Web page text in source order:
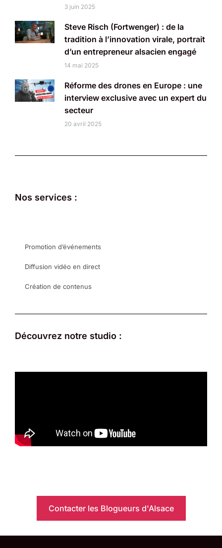
3 juin 2025
Steve Risch (Fortwenger) : de la
tradition à l’innovation virale, portrait
d’un entrepreneur alsacien engagé
14 mai 2025
Réforme des drones en Europe : une
interview exclusive avec un expert du
secteur
20 avril 2025
Nos services :
Promotion d’événements
Diffusion vidéo en direct
Création de contenus
Découvrez notre studio :
Contacter les Blogueurs d'Alsace